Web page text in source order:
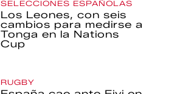
SELECCIONES ESPAÑOLAS
Los Leones, con seis
cambios para medirse a
Tonga en la Nations
Cup
RUGBY